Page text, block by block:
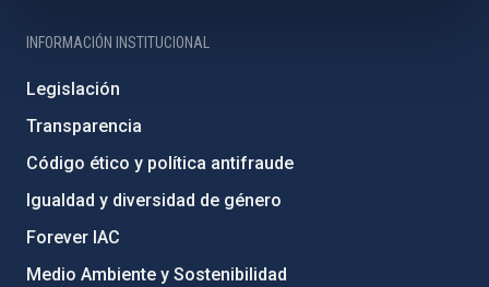
INFORMACIÓN INSTITUCIONAL
Legislación
Transparencia
Código ético y política antifraude
Igualdad y diversidad de género
Forever IAC
Medio Ambiente y Sostenibilidad